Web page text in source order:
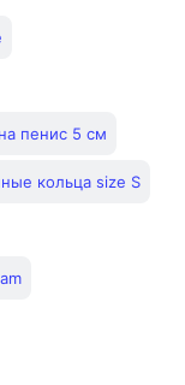
пенис 5 см
кольца size S